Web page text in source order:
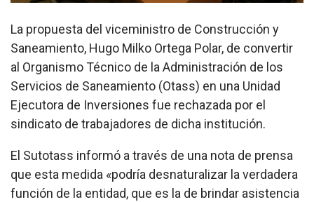
La propuesta del viceministro de Construcción y
Saneamiento, Hugo Milko Ortega Polar, de convertir
al Organismo Técnico de la Administración de los
Servicios de Saneamiento (Otass) en una Unidad
Ejecutora de Inversiones fue rechazada por el
sindicato de trabajadores de dicha institución.
El Sutotass informó a través de una nota de prensa
que esta medida «podría desnaturalizar la verdadera
función de la entidad, que es la de brindar asistencia